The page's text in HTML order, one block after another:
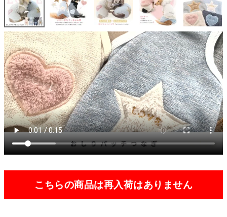
こちらの商品は再入荷はありません